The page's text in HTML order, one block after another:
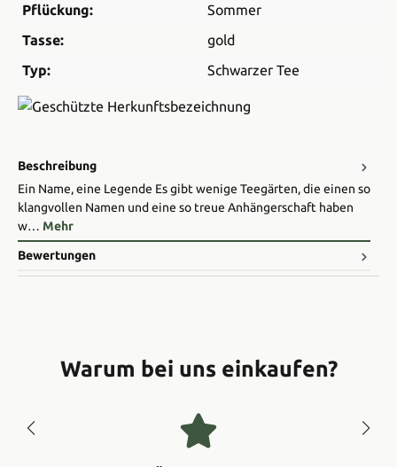
Pflückung:
Sommer
Tasse:
gold
Typ:
Schwarzer Tee
Beschreibung
Ein Name, eine Legende Es gibt wenige Teegärten, die einen so
klangvollen Namen und eine so treue Anhängerschaft haben
w… Mehr
Bewertungen
Warum bei uns einkaufen?